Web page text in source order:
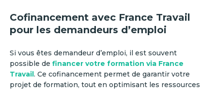
Cofinancement avec France Travail
pour les demandeurs d’emploi
Si vous êtes demandeur d’emploi, il est souvent
possible de financer votre formation via France
Travail. Ce cofinancement permet de garantir votre
projet de formation, tout en optimisant les ressources